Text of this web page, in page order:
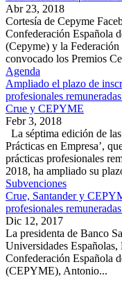
Abr 23, 2018
Cortesía de Cepyme
Confederación Española
(Cepyme) y la
convocado los Premios
Agenda
Ampliado el plazo de
profesionales
Crue y CEPYME
Febr 3, 2018
La séptima edición de
Prácticas en Empresa’,
prácticas profesionales
2018, ha ampliado su
Subvenciones
Crue, Santander y
profesionales
Dic 12, 2017
La presidenta de Banco
Universidades
Confederación Española
(CEPYME), Antonio...